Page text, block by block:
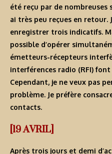
été reçu par de nombreuses
ai très peu reçues en retour.
enregistrer trois indicatifs.
possible d’opérer
émetteurs-récepteurs
interférences radio (RFI)
Cependant, je ne veux pas
problème. Je préfère
contacts.
[19 AVRIL]
Après trois jours et demi